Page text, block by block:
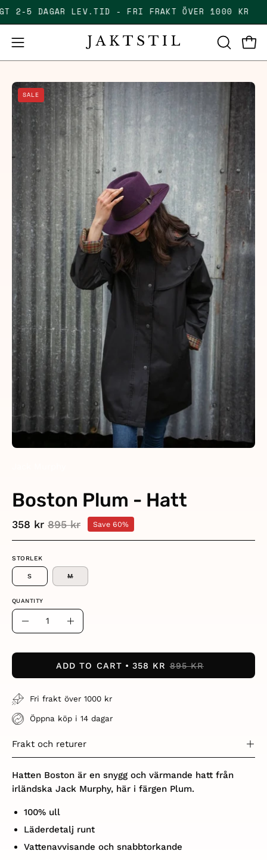
Skip
to
content
2-5 DAGAR LEV.TID - FRI FRAKT ÖVER 1000 KR
Open
navigation
menu
OPEN
SEARCH
Open
image
lightbox
SALE
Boston Plum - Hatt
358 kr 895 kr Save 60%
STORLEK
S M
QUANTITY
Quantity
Decrease Increase
ADD TO CART 358 KR 895 KR
Fri frakt över 1000 kr
Öppna köp i 14 dagar
Frakt och returer
Hatten Boston är en snygg och värmande hatt från
irländska Jack Murphy, här i färgen Plum.
100% ull
Läderdetalj runt
Vattenavvisande och snabbtorkande